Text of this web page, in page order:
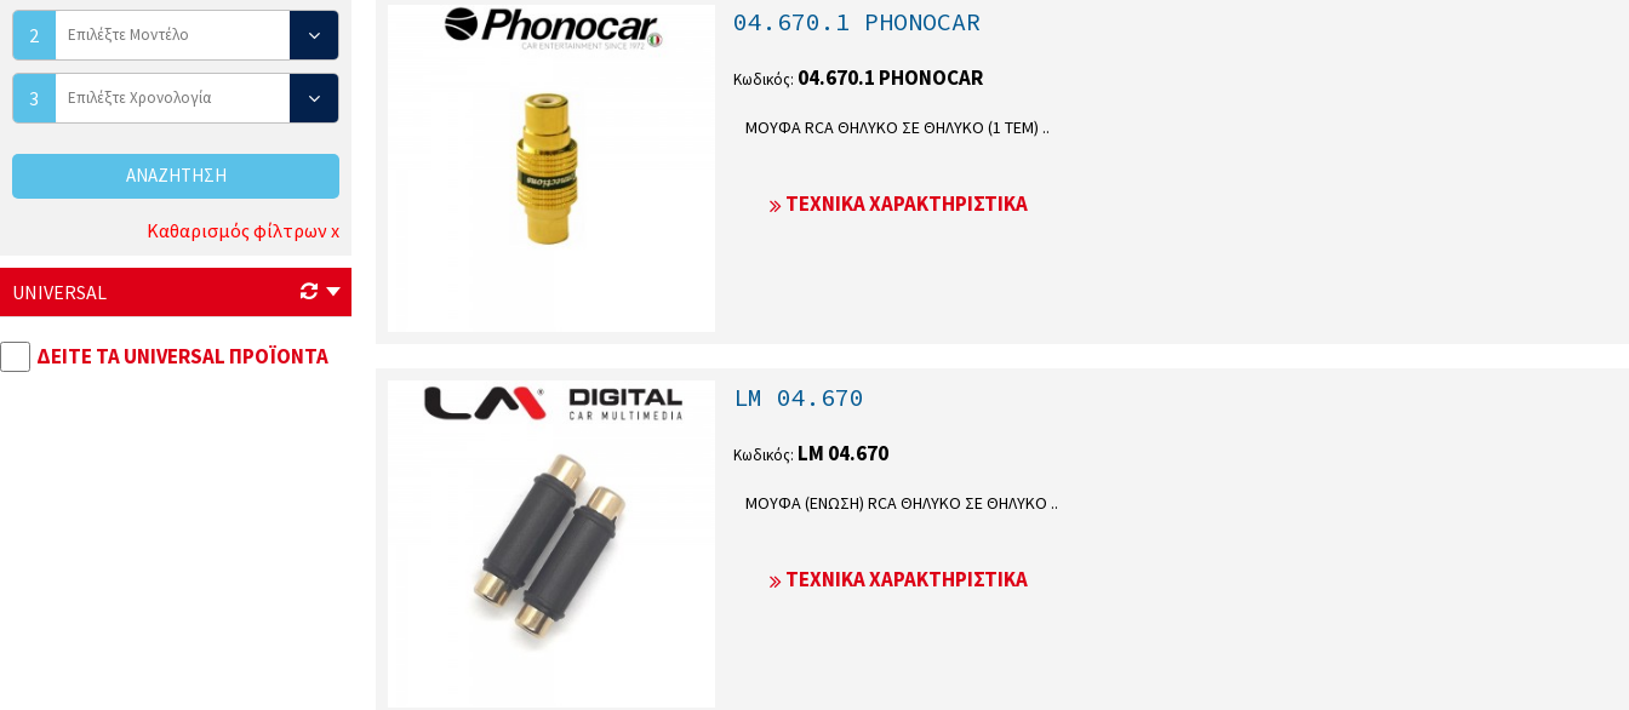
2
3
ΑΝΑΖΉΤΗΣΗ
Καθαρισμός φίλτρων x
UNIVERSAL
ΔΕΊΤΕ ΤΑ UNIVERSAL ΠΡΟΪΌΝΤΑ
04.670.1 PHONOCAR
Κωδικός: 04.670.1 PHONOCAR
ΜΟΥΦΑ RCA ΘΗΛΥΚΟ ΣΕ ΘΗΛΥΚΟ (1 ΤΕΜ) ..
ΤΕΧΝΙΚΆ ΧΑΡΑΚΤΗΡΙΣΤΙΚΆ
LM 04.670
Κωδικός: LM 04.670
ΜΟΥΦΑ (ΕΝΩΣΗ) RCA ΘΗΛΥΚΟ ΣΕ ΘΗΛΥΚΟ ..
ΤΕΧΝΙΚΆ ΧΑΡΑΚΤΗΡΙΣΤΙΚΆ